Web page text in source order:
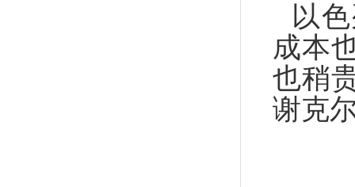
以
成本
也稍
谢克